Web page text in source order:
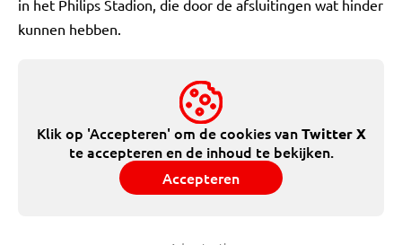
in het Philips Stadion, die door de afsluitingen wat hinder
kunnen hebben.
Klik op 'Accepteren' om de cookies vanTwitter X
te accepteren en de inhoud te bekijken.
Accepteren